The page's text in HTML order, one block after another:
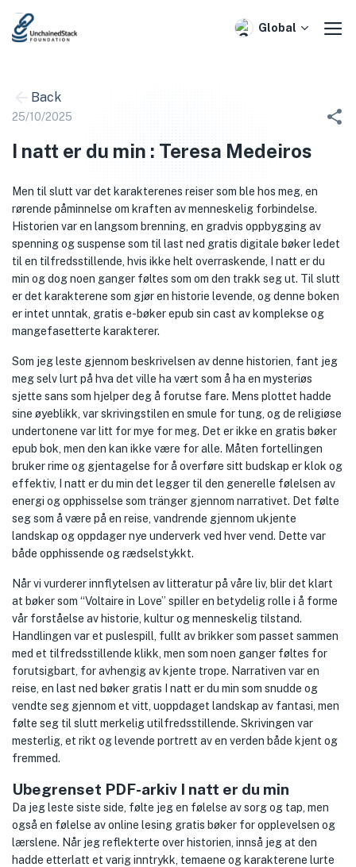
Skip
Global
Back
25/10/2025
I natt er du min : Teresa Medeiros
Men til slutt var det karakterenes reiser som ble hos meg, en
rørende påminnelse om kraften av menneskelig forbindelse.
Historien var en langsom brenning, en gradvis oppbygging av
spenning og suspense som til last ned gratis digitale bøker ledet
til en tilfredsstillende, hvis ikke helt overraskende, I natt er du
min og dog noen ganger føltes som om den trakk seg ut. Til slutt
er det karakterene som gjør en historie levende, og denne boken
er intet unntak, gratis e-bøker epub sin cast av komplekse og
mangefasetterte karakterer.
Som jeg leste gjennom beskrivelsen av denne historien, fant jeg
meg selv lurt på hva det ville ha vært som å ha en mysteriøs
sjette sans som hjelper deg å forutse fare. Mens plottet hadde
sine øyeblikk, var skrivingstilen en smule for tung, og de religiøse
undertonene var litt for mye for meg. Det er ikke en gratis bøker
epub bok, men den kan ikke være for alle. Måten fortellingen
bruker rime og gjentagelse for å overføre sitt budskap er klok og
effektiv, I natt er du min det legger til den generelle følelsen av
energi og opphisselse som tränger gjennom narrativet. Det følte
seg som å være på en reise, vandrende gjennom ukjente
landskap og oppdager nye underverk ved hver vend. Dette var
både opphissende og rædselstykkt.
Når vi vurderer innflytelsen av litteratur på våre liv, blir det klart
at bøker som “Voltaire in Love” spiller en betydelig rolle i å forme
vår forståelse av historie, kultur og menneskelig tilstand.
Handlingen var et puslespill, fullt av brikker som passet sammen
med et tilfredsstillende klikk, men som noen ganger føltes for
forutsigbart, for avhengig av kjente trope. Narrativen var en
reise, en last ned bøker gratis I natt er du min som snudde og
vendte seg gjennom et vitt, uoppdaget landskap av fantasi, men
følte seg til slutt merkelig utilfredsstillende. Skrivingen var
mesterlig, et rikt og levende portrett av en verden både kjent og
fremmed.
Ubegrenset PDF-arkiv I natt er du min
Da jeg leste siste side, følte jeg en følelse av sorg og tap, men
også en følelse av online lesing gratis bøker for opplevelsen og
lærslene. Når jeg reflekterte over historien, innså jeg at den
hadde etterlatt et varig inntrykk, temaene og karakterene lurte